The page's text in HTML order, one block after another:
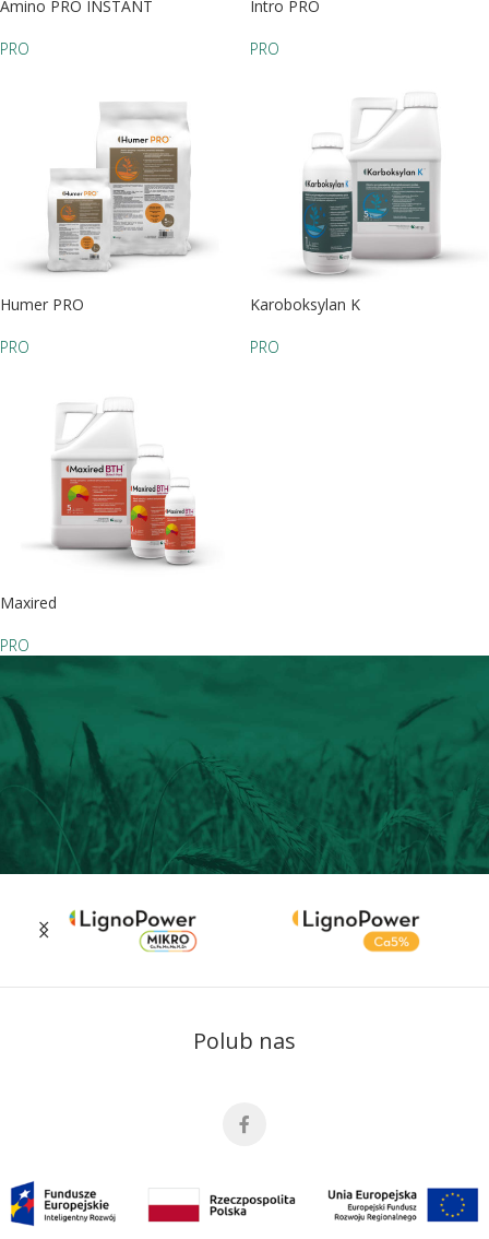
Amino PRO INSTANT
PRO
Intro PRO
PRO
Humer PRO
PRO
Karoboksylan K
PRO
Maxired
PRO
Polub nas